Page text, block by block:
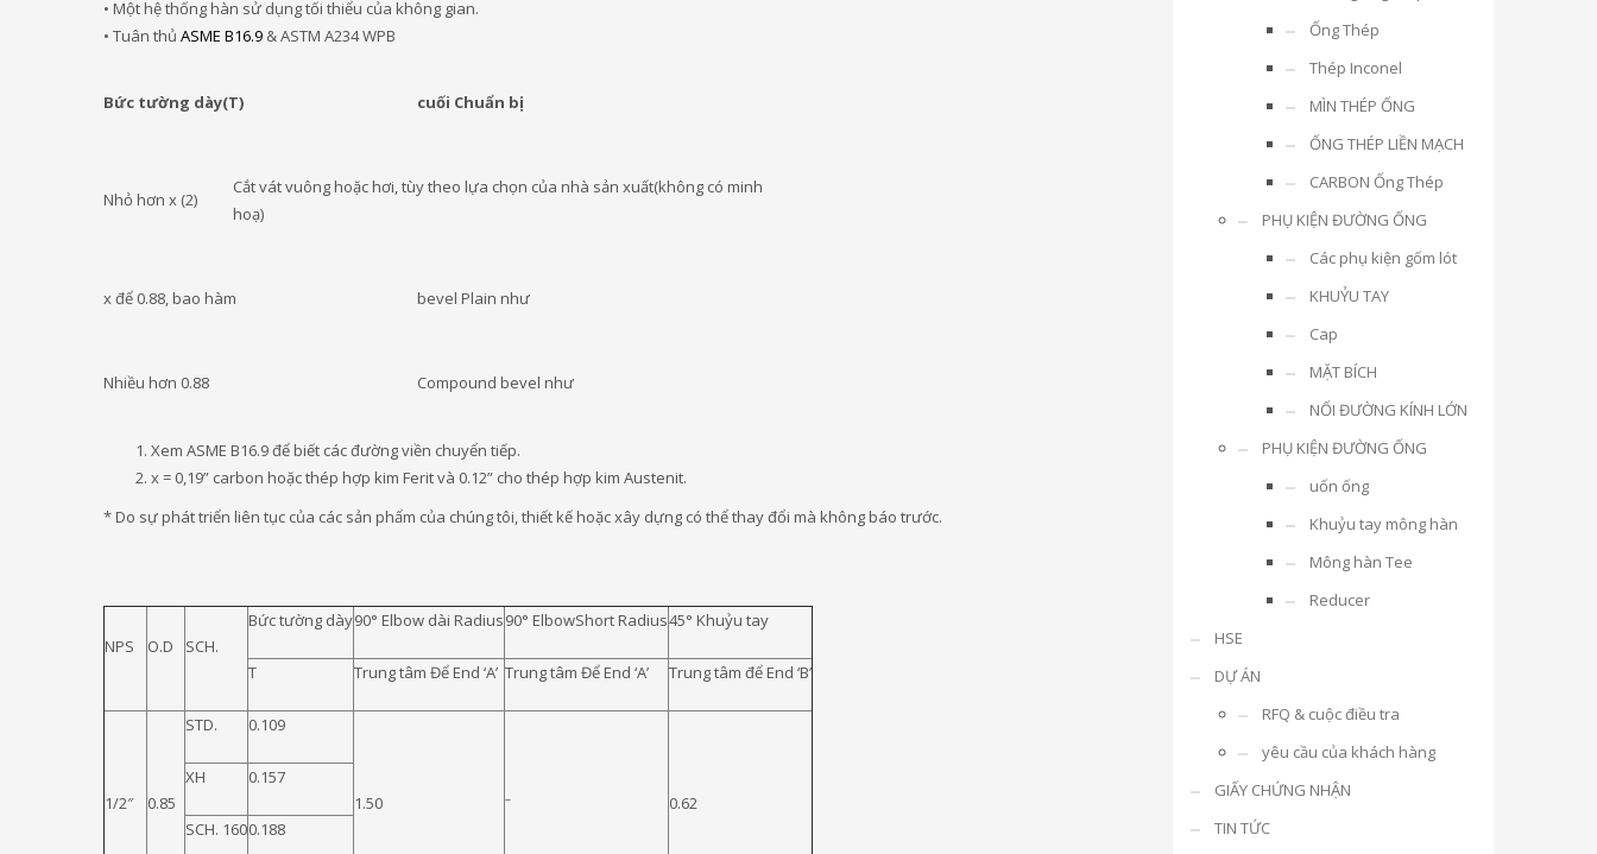
• Một hệ thống hàn sử dụng tối thiểu của không gian.
• Tuân thủ ASME B16.9 & ASTM A234 WPB
Bức tường dày(T) cuối Chuẩn bị
Nhỏ hơn x (2)
Cắt vát vuông hoặc hơi, tùy theo lựa chọn của nhà sản xuất(không có minh
hoạ)
x để 0.88, bao hàm bevel Plain như
Nhiều hơn 0.88 Compound bevel như
Xem ASME B16.9 để biết các đường viền chuyển tiếp.
x = 0,19” carbon hoặc thép hợp kim Ferit và 0.12” cho thép hợp kim Austenit.
* Do sự phát triển liên tục của các sản phẩm của chúng tôi, thiết kế hoặc xây dựng có thể thay đổi mà không báo trước.
NPS O.D SCH.
Bức tường dày90° Elbow dài Radius90° ElbowShort Radius45° Khuỷu tay
T Trung tâm Để End ‘A’ Trung tâm Để End ‘A’ Trung tâm để End ‘B’
1/2″ 0.85
STD. 0.109
1.50 – 0.62
XH 0.157
SCH. 1600.188
Ống Thép
Thép Inconel
MÌN THÉP ỐNG
ỐNG THÉP LIỀN MẠCH
CARBON Ống Thép
PHỤ KIỆN ĐƯỜNG ỐNG
Các phụ kiện gốm lót
KHUỶU TAY
Cap
MẶT BÍCH
NỐI ĐƯỜNG KÍNH LỚN
PHỤ KIỆN ĐƯỜNG ỐNG
uốn ống
Khuỷu tay mông hàn
Mông hàn Tee
Reducer
HSE
DỰ ÁN
RFQ & cuộc điều tra
yêu cầu của khách hàng
GIẤY CHỨNG NHẬN
TIN TỨC